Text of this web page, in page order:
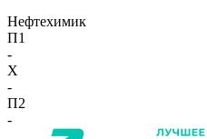
Нефтехимик
П1
-
X
-
П2
-